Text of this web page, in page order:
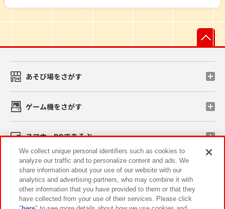
あそび場をさがす
ゲーム機をさがす
スマホ・PCであそぶ
イベント・キャンペーン
We collect unique personal identifiers such as cookies to
analyze our traffic and to personalize content and ads. We
share information about your use of our website with our
analytics and advertising partners, who may combine it with
other information that you have provided to them or that they
have collected from your use of their services. Please click